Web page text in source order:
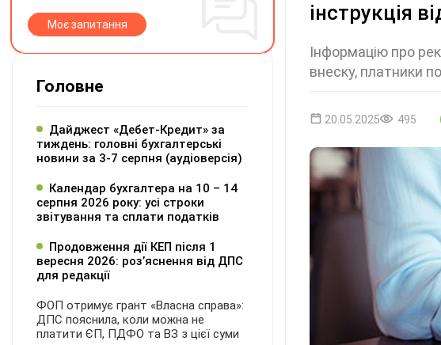
інструкція
Інформацію про
внеску, платники
20.05.2025 495
Моє запитання
Головне
Дайджест «Дебет-Кредит» за
тиждень: головні бухгалтерські
новини за 3-7 серпня (аудіоверсія)
Календар бухгалтера на 10 – 14
серпня 2026 року: усі строки
звітування та сплати податків
Продовження дії КЕП після 1
вересня 2026: розʼяснення від ДПС
для редакції
ФОП отримує грант «Власна справа»:
ДПС пояснила, коли можна не
платити ЄП, ПДФО та ВЗ з цієї суми